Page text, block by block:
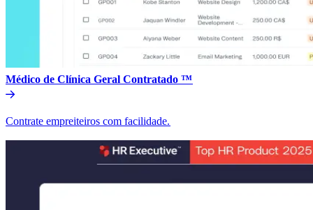
Médico de Clínica Geral Contratado ™​​
Contrate empreiteiros com facilidade.​​